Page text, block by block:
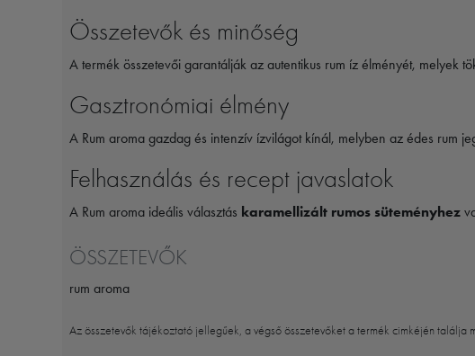
Összetevők és minőség
A termék összetevői garantálják az autentikus rum íz élményét, melyek
Gasztronómiai élmény
A Rum aroma gazdag és intenzív ízvilágot kínál, melyben az édes rum
Felhasználás és recept javaslatok
A Rum aroma ideális választás karamellizált rumos süteményhez
ÖSSZETEVŐK
rum aroma
Az összetevők tájékoztató jellegűek, a végső összetevőket a termék cimkéjén találja